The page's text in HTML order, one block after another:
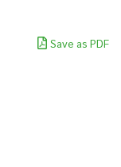
Save as PDF